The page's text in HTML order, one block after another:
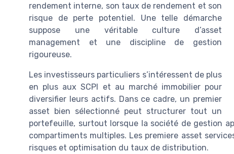
rendement interne, son taux de rendement et son
risque de perte potentiel. Une telle démarche
suppose une véritable culture d’asset
management et une discipline de gestion
rigoureuse.
Les investisseurs particuliers s’intéressent de plus
en plus aux SCPI et au marché immobilier pour
diversifier leurs actifs. Dans ce cadre, un premier
asset bien sélectionné peut structurer tout un
portefeuille, surtout lorsque la société de gestion
compartiments multiples. Les premiere asset
risques et optimisation du taux de distribution.